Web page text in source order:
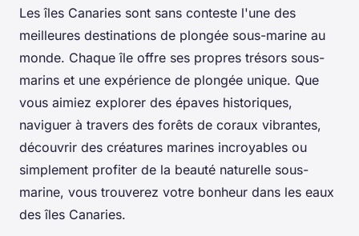
Les îles Canaries sont sans conteste l'une des
meilleures destinations de plongée sous-marine au
monde. Chaque île offre ses propres trésors sous-
marins et une expérience de plongée unique. Que
vous aimiez explorer des épaves historiques,
naviguer à travers des forêts de coraux vibrantes,
découvrir des créatures marines incroyables ou
simplement profiter de la beauté naturelle sous-
marine, vous trouverez votre bonheur dans les eaux
des îles Canaries.